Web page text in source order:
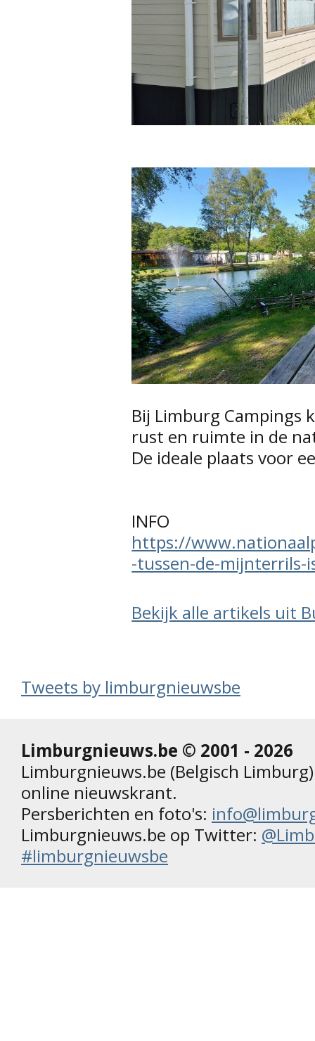
Bij Limburg Campings
rust en ruimte in de
De ideale plaats voor
INFO
https://
-tussen-de-mijnterrils-
Bekijk alle artikels uit
Tweets by limburgnieuwsbe
Limburgnieuws.be © 2001 - 2026
Limburgnieuws.be (Belgisch
online nieuwskrant.
Persberichten en foto's:
Limburgnieuws.be op Twitter:
#limburgnieuwsbe